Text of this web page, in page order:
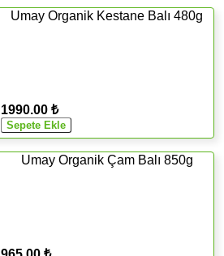
Umay Organik Kestane Balı 480g
1990.00 ₺
Umay Organik Çam Balı 850g